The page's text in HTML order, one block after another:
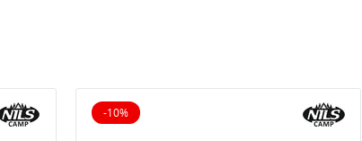
-10%
10% reduziert